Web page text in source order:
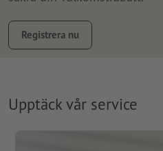
Registrera nu
Upptäck vår service